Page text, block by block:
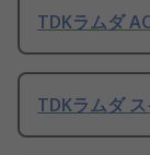
TDKラムダ
TDKラムダ